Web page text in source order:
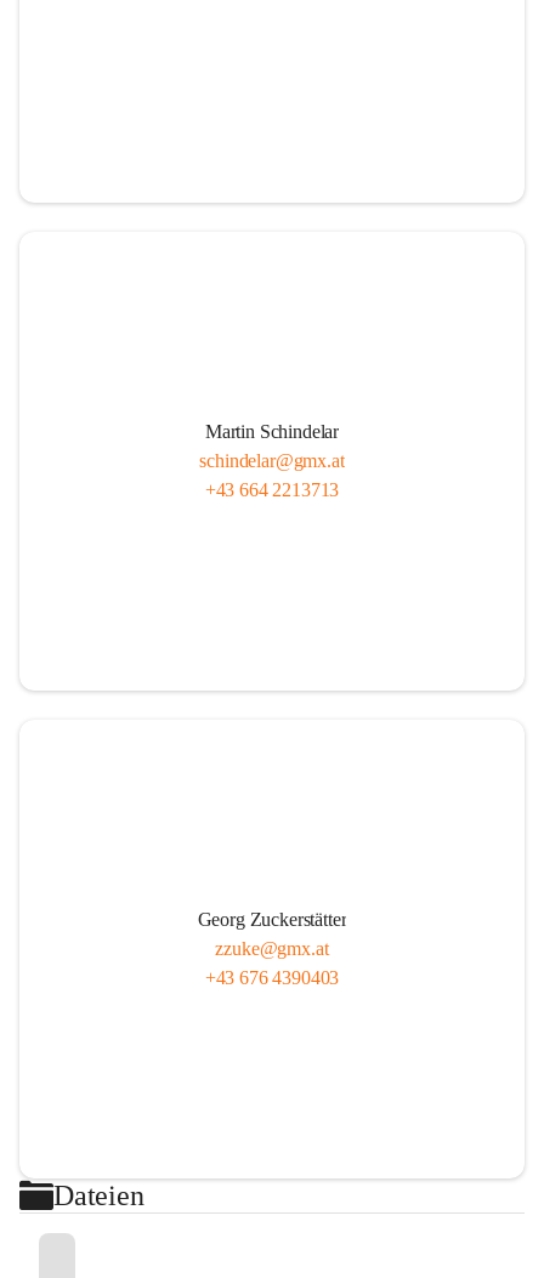
Martin Schindelar
schindelar@gmx.at
+43 664 2213713
Georg Zuckerstätter
zzuke@gmx.at
+43 676 4390403
Dateien